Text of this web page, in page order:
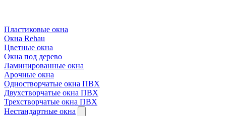
Пластиковые окна
Окна Rehau
Цветные окна
Окна под дерево
Ламинированные окна
Арочные окна
Одностворчатые окна ПВХ
Двухстворчатые окна ПВХ
Трехстворчатые окна ПВХ
Нестандартные окна